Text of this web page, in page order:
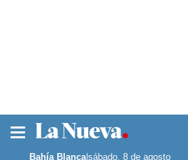
Noticias
La ciudad
Bahía Blanca|sábado, 8 de agosto